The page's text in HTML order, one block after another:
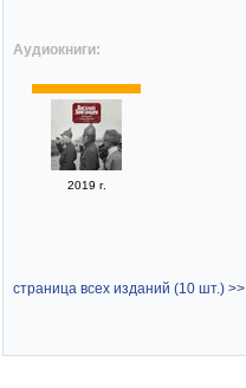
Аудиокниги:
2019 г.
страница всех изданий (10 шт.) >>